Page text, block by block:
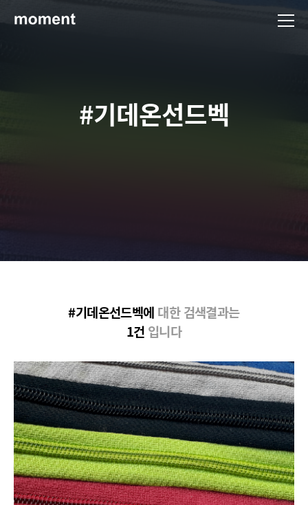
#기데온선드벡
#기데온선드벡에 대한 검색결과는
1건 입니다